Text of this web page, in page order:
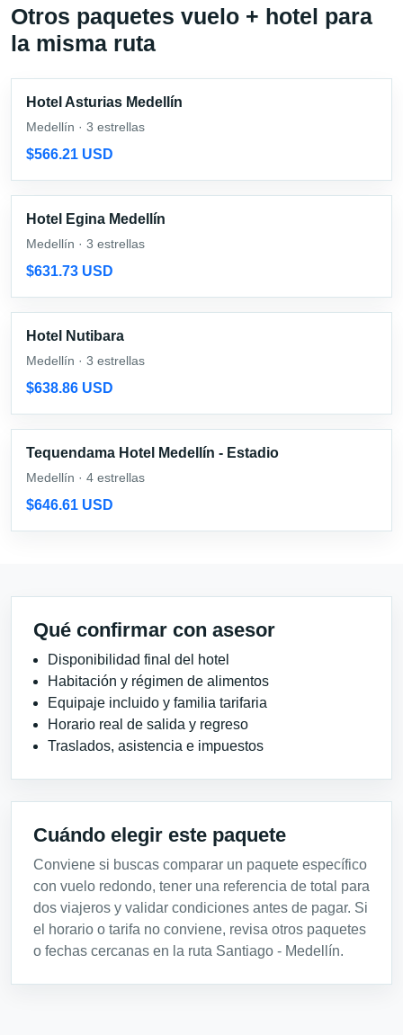
Otros paquetes vuelo + hotel para
la misma ruta
Hotel Asturias Medellín
Medellín · 3 estrellas
$566.21 USD
Hotel Egina Medellín
Medellín · 3 estrellas
$631.73 USD
Hotel Nutibara
Medellín · 3 estrellas
$638.86 USD
Tequendama Hotel Medellín - Estadio
Medellín · 4 estrellas
$646.61 USD
Qué confirmar con asesor
Disponibilidad final del hotel
Habitación y régimen de alimentos
Equipaje incluido y familia tarifaria
Horario real de salida y regreso
Traslados, asistencia e impuestos
Cuándo elegir este paquete
Conviene si buscas comparar un paquete específico
con vuelo redondo, tener una referencia de total para
dos viajeros y validar condiciones antes de pagar. Si
el horario o tarifa no conviene, revisa otros paquetes
o fechas cercanas en la ruta Santiago - Medellín.